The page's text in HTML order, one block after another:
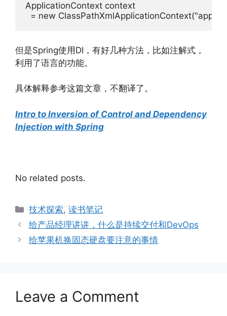
ApplicationContext context
= new
但是Spring使用DI，有好几种方法，比如注解式，
利用了语言的功能。
具体解释参考这篇文章，不翻译了。
Intro to Inversion of Control and Dependency
Injection with Spring
No related posts.
Categories
技术探索,读书笔记
给产品经理讲讲，什么是持续交付和DevOps
给苹果机换固态硬盘要注意的事情
Leave a Comment